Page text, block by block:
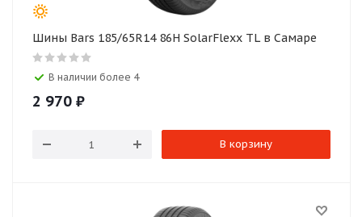
Шины Bars 185/65R14 86H SolarFlexx TL в Самаре
В наличии более 4
2 970 ₽
В корзину